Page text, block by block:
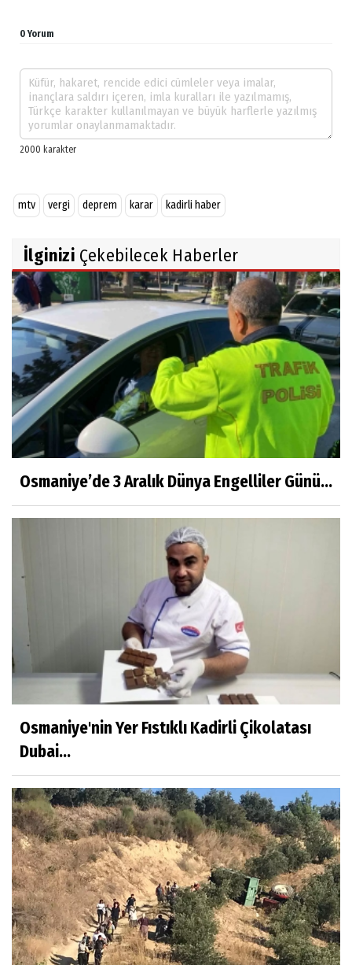
0 Yorum
mtv vergi deprem karar kadirli haber
İlginizi Çekebilecek Haberler
Osmaniye’de 3 Aralık Dünya Engelliler Günü...
Osmaniye'nin Yer Fıstıklı Kadirli Çikolatası
Dubai...